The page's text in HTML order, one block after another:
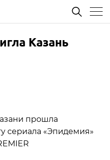
Казань
прошла
сериала «Эпидемия»